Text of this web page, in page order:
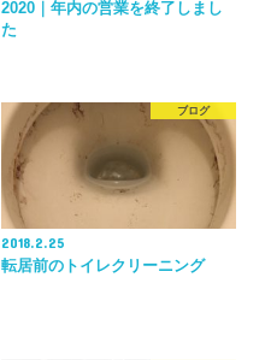
2020｜年内の営業を終了しまし
た
ブログ
2018.2.25
転居前のトイレクリーニング